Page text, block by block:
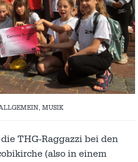
, MUSIK
THG-Raggazzi bei den
(also in einem